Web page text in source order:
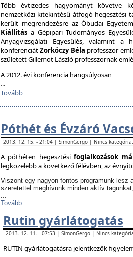
Több évtizedes hagyományt követve
nemzetközi kitekintésű átfogó hegesztési
került megrendezésre az Óbudai
Kiállítás a Gépipari Tudományos
Anyagvizsgálati Egyesülés, valamint a
konferenciátZorkóczy Béla professzor
született Gillemot László professzornak
A 2012. évi konferencia hangsúlyosan
...
Tovább
Póthét és Évzáró
2013. 12. 15. - 21:04 | SimonGergo | Nincs
A póthéten hegesztésifoglalkozások
legközelebb a következő félévben, az
Viszont egy nagyon fontos programunk lesz
szeretettel meghívunk minden aktív
...
Tovább
Rutin gyárlátogatás
2013. 12. 11. - 07:53 | SimonGergo | Nincs
RUTIN gyárlátogatásra jelentkezők